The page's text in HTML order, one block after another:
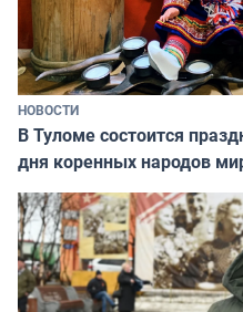
НОВОСТИ
В Туломе состоится
дня коренных народов